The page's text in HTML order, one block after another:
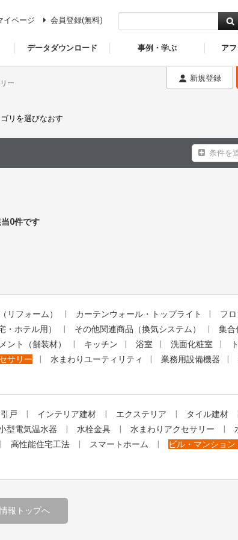
データダウンロード 事例・学ぶ ア
イページ 会員登録(無料)
新規登録
ー
リを選びなおす
条件を
0件です
リフォーム） カーテンウォール・トップライト
フ
・ホテル用） その他関連商品（換気システム）
集合
ント（舗装材） キッチン 浴室 洗面化粧室
サリー 水まわりユーティリティ 業務用設備機器
戸 インテリア建材 エクステリア タイル建材
型電気温水器 水栓金具 水まわりアクセサリー
高性能住宅工法 スマートホーム ビル・マンション
報トップへ